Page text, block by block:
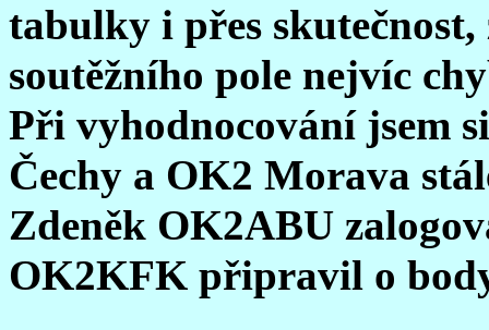
tabulky i přes skutečnost,
soutěžního pole nejvíc
Při vyhodnocování jsem
Čechy a OK2 Morava
Zdeněk OK2ABU
OK2KFK připravil o